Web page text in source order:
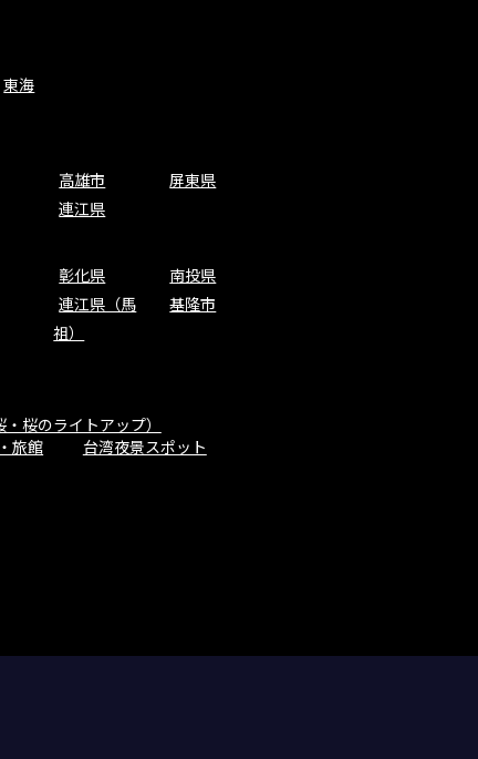
東海
高雄市
屏東県
連江県
彰化県
南投県
連江県（馬
祖）
基隆市
桜のライトアップ）
旅館
台湾夜景スポット